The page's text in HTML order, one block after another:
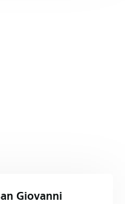
Giovanni